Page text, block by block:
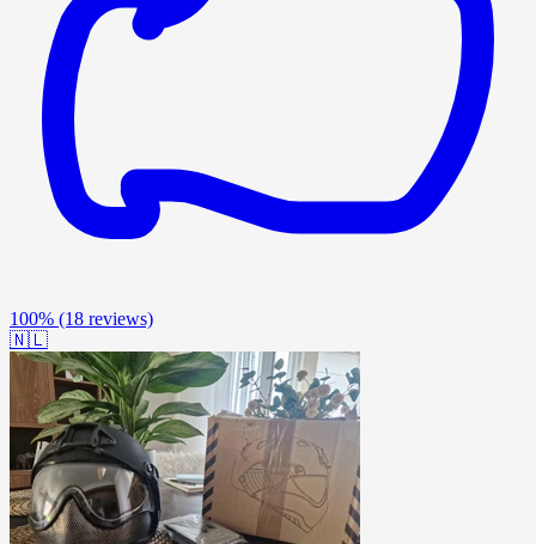
100% (18 reviews)
🇳🇱